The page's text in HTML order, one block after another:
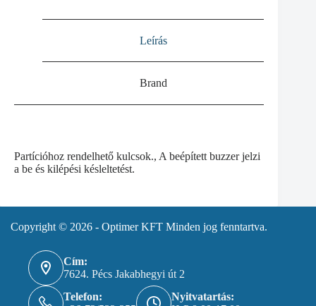
Leírás
Brand
Partícióhoz rendelhető kulcsok., A beépített buzzer jelzi
a be és kilépési késleltetést.
Copyright © 2026 - Optimer KFT Minden jog fenntartva.
Cím:
7624. Pécs Jakabhegyi út 2
Telefon:
Nyitvatartás: